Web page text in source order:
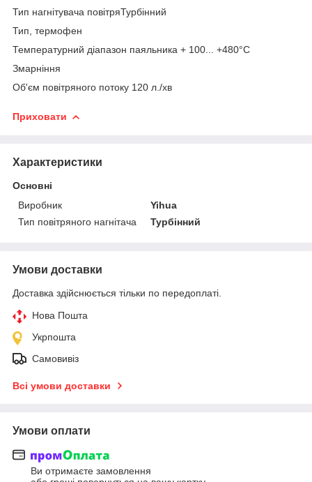
Тип нагнітувача повітряТурбінний
Тип, термофен
Температурний діапазон паяльника + 100... +480°C
Змарніння
Об'єм повітряного потоку 120 л./хв
Приховати
Характеристики
Основні
Виробник
Yihua
Тип повітряного нагнітача
Турбінний
Умови доставки
Доставка здійснюється тільки по передоплаті.
Нова Пошта
Укрпошта
Самовивіз
Всі умови доставки
Умови оплати
Ви отримаєте замовлення